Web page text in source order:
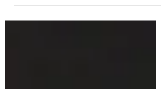
episodios puntuales,...